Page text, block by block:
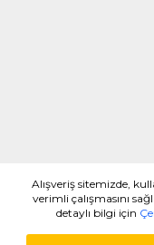
Alışveriş sitemizde,
verimli çalışmasını
detaylı bilgi için